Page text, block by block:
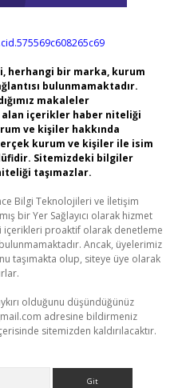
herhangi bir marka, kurum
bulunmamaktadır.
makaleler
alan içerikler haber niteliği
ve kişiler hakkında
kurum ve kişiler ile isim
Sitemizdeki bilgiler
taşımazlar.
Bilgi Teknolojileri ve İletişim
bir Yer Sağlayıcı olarak hizmet
içerikleri proaktif olarak denetleme
Ancak, üyelerimiz
taşımakta olup, siteye üye olarak
olduğunu düşündüğünüz
adresine bildirmeniz
sitemizden kaldırılacaktır.